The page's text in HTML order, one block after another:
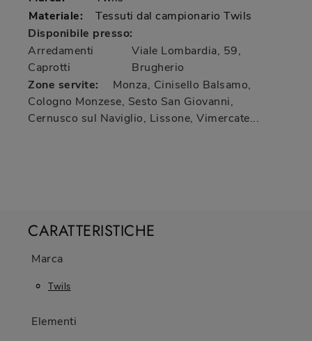
Materiale:
Tessuti dal campionario Twils
Disponibile presso:
Arredamenti
Caprotti
Viale Lombardia, 59,
Brugherio
Zone servite:
Monza, Cinisello Balsamo,
Cologno Monzese, Sesto San Giovanni,
Cernusco sul Naviglio, Lissone, Vimercate...
CARATTERISTICHE
Marca
Twils
Elementi